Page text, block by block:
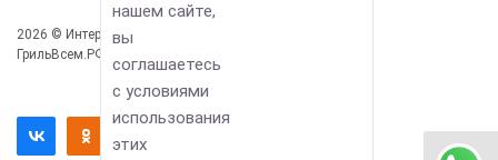
2026 © Интернет-магазин
ГрильВсем.РФ
Информация
Помощь
нашем сайте,
вы
соглашаетесь
с условиями
использования
этих